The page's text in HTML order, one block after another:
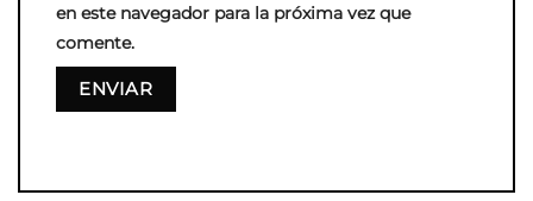
en este navegador para la próxima vez que
comente.